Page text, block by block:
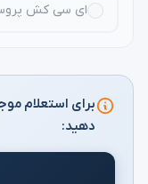
ای سی کش پروسکیت
برای استعلام
دهید: